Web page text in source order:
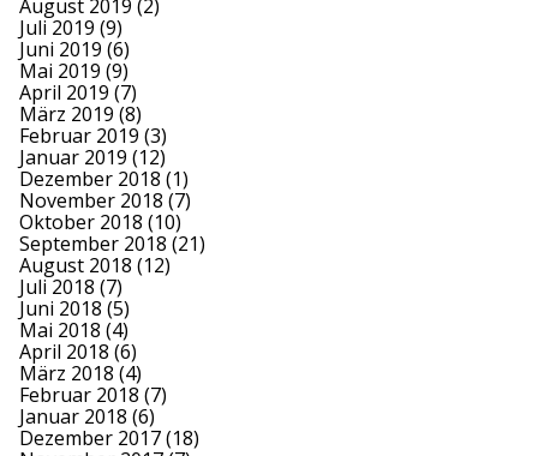
August 2019 (2)
Juli 2019 (9)
Juni 2019 (6)
Mai 2019 (9)
April 2019 (7)
März 2019 (8)
Februar 2019 (3)
Januar 2019 (12)
Dezember 2018 (1)
November 2018 (7)
Oktober 2018 (10)
September 2018 (21)
August 2018 (12)
Juli 2018 (7)
Juni 2018 (5)
Mai 2018 (4)
April 2018 (6)
März 2018 (4)
Februar 2018 (7)
Januar 2018 (6)
Dezember 2017(18)